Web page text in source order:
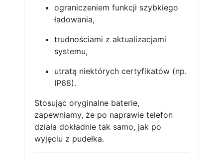
ograniczeniem funkcji szybkiego
ładowania,
trudnościami z aktualizacjami
systemu,
utratą niektórych certyfikatów (np.
IP68).
Stosując oryginalne baterie,
zapewniamy, że po naprawie telefon
działa dokładnie tak samo, jak po
wyjęciu z pudełka.